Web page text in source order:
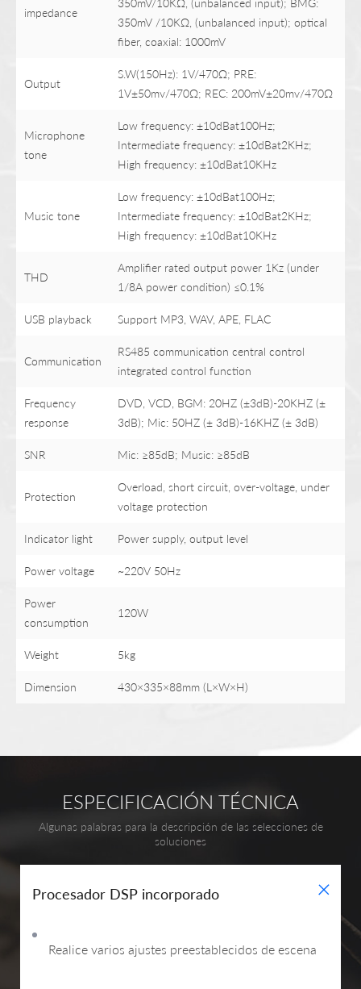
impedance
350mV /10KΩ, (unbalanced input); optical
fiber, coaxial: 1000mV
Output
S.W(150Hz): 1V/470Ω; PRE:
1V±50mv/470Ω; REC: 200mV±20mv/470Ω
Microphone
tone
Low frequency: ±10dBat100Hz;
Intermediate frequency: ±10dBat2KHz;
High frequency: ±10dBat10KHz
Music tone
Low frequency: ±10dBat100Hz;
Intermediate frequency: ±10dBat2KHz;
High frequency: ±10dBat10KHz
THD
Amplifier rated output power 1Kz (under
1/8A power condition) ≤0.1%
USB playback Support MP3, WAV, APE, FLAC
Communication
RS485 communication central control
integrated control function
Frequency
response
DVD, VCD, BGM: 20HZ (±3dB)-20KHZ (±
3dB); Mic: 50HZ (± 3dB)-16KHZ (± 3dB)
SNR Mic: ≥85dB; Music: ≥85dB
Protection
Overload, short circuit, over-voltage, under
voltage protection
Indicator light Power supply, output level
Power voltage ~220V 50Hz
Power
consumption
120W
Weight 5kg
Dimension 430×335×88mm (L×W×H)
ESPECIFICACIÓN TÉCNICA
Algunas palabras para la descripción de las selecciones de
soluciones
Procesador DSP incorporado +
Realice varios ajustes preestablecidos de escena